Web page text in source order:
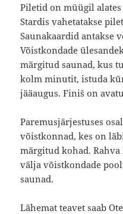
Piletid on müügil
Stardis vahetatakse
Saunakaardid antakse
Võistkondade
märgitud saunad, kus
kolm minutit, istuda
jääaugus. Finiš on
Paremusjärjestuses
võistkonnad, kes on
märgitud kohad.
välja võistkondade
saunad.
Lähemat teavet saab